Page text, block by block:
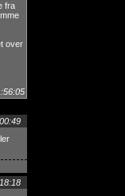
fra
over